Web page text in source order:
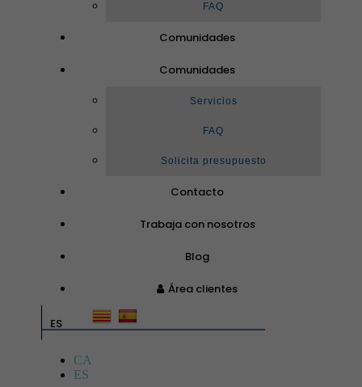
FAQ
Comunidades
Comunidades
Servicios
FAQ
Solicita presupuesto
Contacto
Trabaja con nosotros
Blog
Área clientes
ES
CA
ES